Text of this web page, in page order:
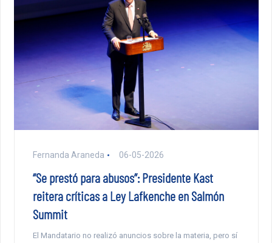
Fernanda Araneda 06-05-2026
“Se prestó para abusos”: Presidente Kast
reitera críticas a Ley Lafkenche en Salmón
Summit
El Mandatario no realizó anuncios sobre la materia, pero sí